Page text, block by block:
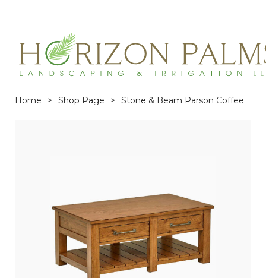
Home > Shop Page > Stone & Beam Parson Coffee